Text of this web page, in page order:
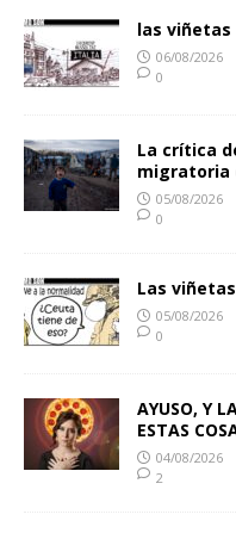
las viñetas
06/08/2026
0
La crítica
migratoria
05/08/2026
0
Las
05/08/2026
0
AYUSO, Y
ESTAS
04/08/2026
2